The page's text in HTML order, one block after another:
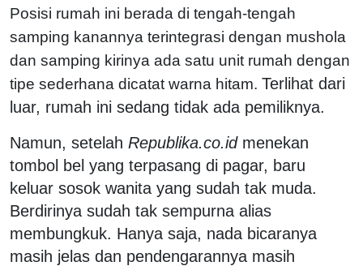
Posisi rumah ini berada di tengah-tengah
samping kanannya terintegrasi dengan mushola
dan samping kirinya ada satu unit rumah dengan
tipe sederhana dicatat warna hitam. Terlihat dari
luar, rumah ini sedang tidak ada pemiliknya.
Namun, setelah Republika.co.idmenekan
tombol bel yang terpasang di pagar, baru
keluar sosok wanita yang sudah tak muda.
Berdirinya sudah tak sempurna alias
membungkuk. Hanya saja, nada bicaranya
masih jelas dan pendengarannya masih